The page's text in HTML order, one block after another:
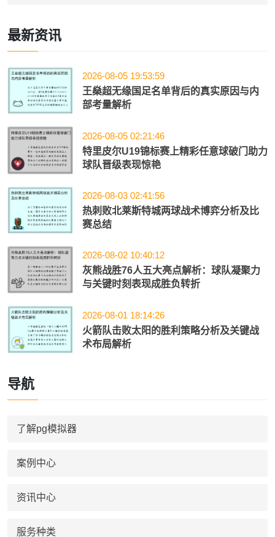
最新资讯
2026-08-05 19:53:59
王燊超无缘国足名单背后的真实原因与内
部考量解析
2026-08-05 02:21:46
特里皮尔U19锦标赛上精彩任意球破门助力
球队晋级表现惊艳
2026-08-03 02:41:56
热刺败北莱斯特城两球战术博弈分析及比
赛总结
2026-08-02 10:40:12
灰熊战胜76人五大亮点解析：球队凝聚力
与关键时刻表现成胜负转折
2026-08-01 18:14:26
火箭队击败太阳的胜利策略分析及关键战
术布局解析
导航
了解pg模拟器
案例中心
资讯中心
服务种类